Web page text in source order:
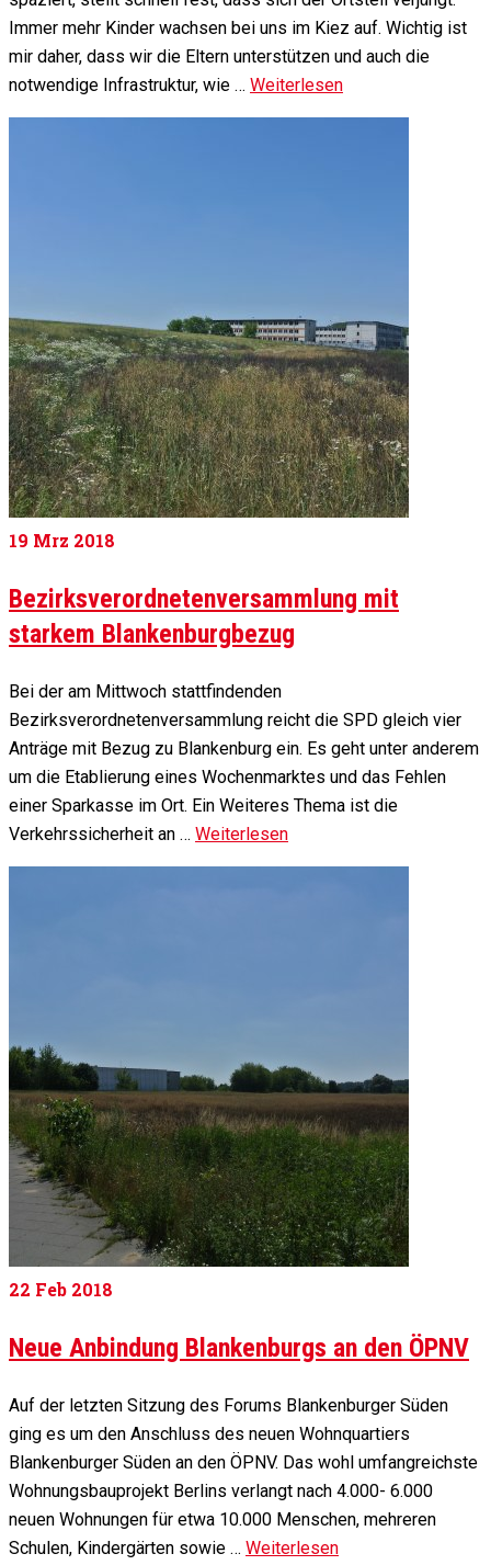
Immer mehr Kinder wachsen bei uns im Kiez auf. Wichtig ist
mir daher, dass wir die Eltern unterstützen und auch die
notwendige Infrastruktur, wie … Weiterlesen
19 Mrz 2018
Bezirksverordnetenversammlung mit
starkem Blankenburgbezug
Bei der am Mittwoch stattfindenden
Bezirksverordnetenversammlung reicht die SPD gleich vier
Anträge mit Bezug zu Blankenburg ein. Es geht unter anderem
um die Etablierung eines Wochenmarktes und das Fehlen
einer Sparkasse im Ort. Ein Weiteres Thema ist die
Verkehrssicherheit an … Weiterlesen
22 Feb 2018
Neue Anbindung Blankenburgs an den ÖPNV
Auf der letzten Sitzung des Forums Blankenburger Süden
ging es um den Anschluss des neuen Wohnquartiers
Blankenburger Süden an den ÖPNV. Das wohl umfangreichste
Wohnungsbauprojekt Berlins verlangt nach 4.000- 6.000
neuen Wohnungen für etwa 10.000 Menschen, mehreren
Schulen, Kindergärten sowie … Weiterlesen